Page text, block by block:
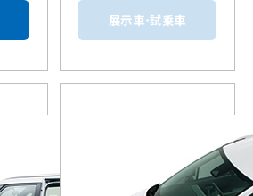
展示車・試乗車